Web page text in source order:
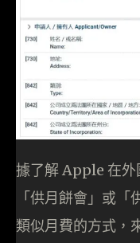
據了解 Apple 在外
「供月餅會」或
類似月費的方式，